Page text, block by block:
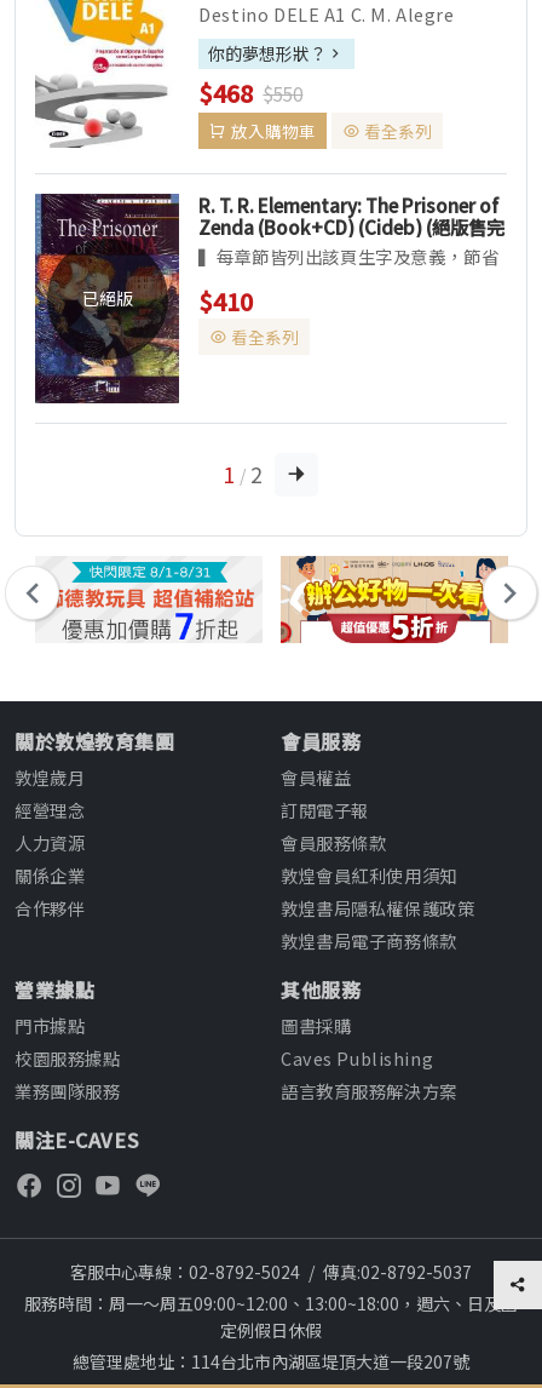
Destino DELE A1 C. M. Alegre
Palazón, L. Qu...
你的夢想形狀？
$468 $550
放入購物車 看全系列
已絕版
R. T. R. Elementary: The Prisoner of
Zenda (Book+CD) (Cideb) (絕版售完
為止)
▍每章節皆列出該頁生字及意義，節省
讀者查詢單字的時間，同時提升閱讀流
暢度。 Pre-interme...
$410
看全系列
1 / 2
關於敦煌教育集團
敦煌歲月
經營理念
人力資源
關係企業
合作夥伴
會員服務
會員權益
訂閱電子報
會員服務條款
敦煌會員紅利使用須知
敦煌書局隱私權保護政策
敦煌書局電子商務條款
營業據點
門市據點
校園服務據點
業務團隊服務
其他服務
圖書採購
Caves Publishing
語言教育服務解決方案
關注E-CAVES
客服中心專線：02-8792-5024 / 傳真:02-8792-5037
服務時間：周一～周五09:00~12:00、13:00~18:00，週六、日及國
定例假日休假
總管理處地址：114台北市內湖區堤頂大道一段207號